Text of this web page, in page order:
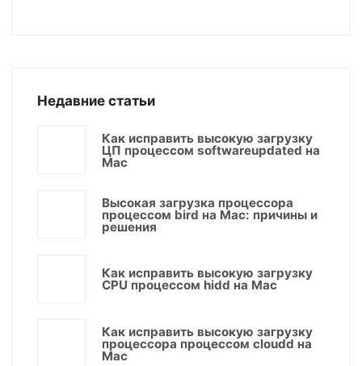
Недавние статьи
Как исправить высокую загрузку
ЦП процессом softwareupdated на
Mac
Высокая загрузка процессора
процессом bird на Mac: причины и
решения
Как исправить высокую загрузку
CPU процессом hidd на Mac
Как исправить высокую загрузку
процессора процессом cloudd на
Mac